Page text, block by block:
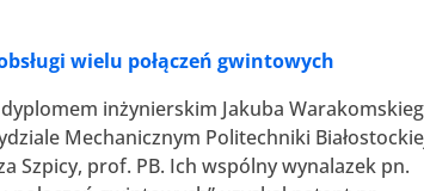
wielu połączeń gwintowych
inżynierskim Jakuba
Mechanicznym Politechniki
Szpicy, prof. PB. Ich wspólny wynalazek pn.